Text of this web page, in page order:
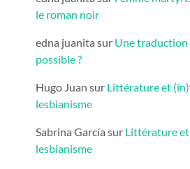
le roman noir
edna juanita sur Une
possible ?
Hugo Juan sur Littérature et
lesbianisme
Sabrina García sur Littérature
lesbianisme